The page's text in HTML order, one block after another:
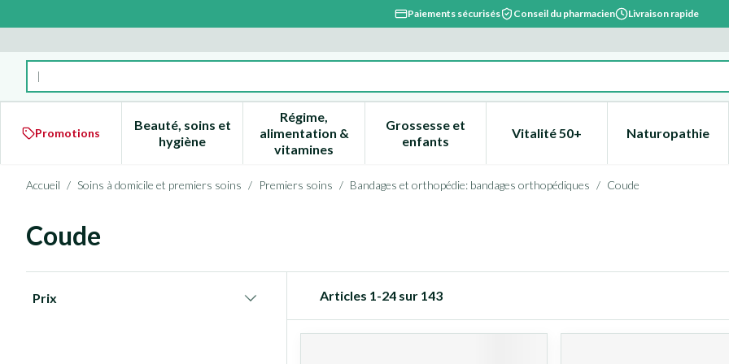
Paiements sécurisés Conseil du pharmacien Livraison rapide
Rechercher
Promotions
Beauté, soins et
hygièneAfficher le sous-menu pour la catégorie Beauté, soins et hygiène
Régime,
alimentation &
vitamines
Afficher le sous-menu pour la catégorie Régime, alimentation &
Grossesse et
enfantsAfficher le sous-menu pour la catégorie
Vitalité 50+Afficher le sous-menu pour la
Naturopathie
Afficher
Accueil / Soins à domicile et premiers soins / Premiers soins / Bandages et orthopédie: bandages orthopédiques / Coude
Coude
Prix
Articles 1-24 sur 143